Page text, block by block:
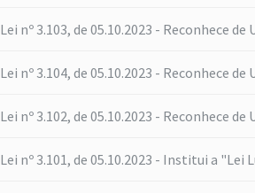
Lei nº 3.103, de 05.10.2023 - Reconhece
Lei nº 3.104, de 05.10.2023 - Reconhece
Lei nº 3.102, de 05.10.2023 - Reconhece
Lei nº 3.101, de 05.10.2023 - Institui a "Lei